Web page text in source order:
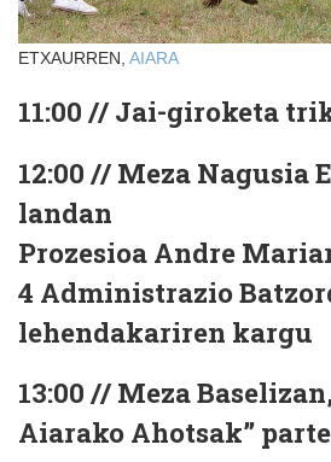
ETXAURREN, AIARA
11:00 // Jai-giroketa
12:00 // Meza Nagusia
landan
Prozesioa Andre
4 Administrazio
lehendakariren kargu
13:00 // Meza
Aiarako Ahotsak”